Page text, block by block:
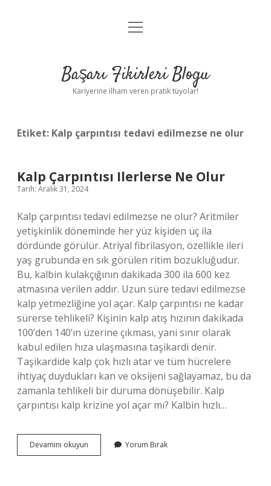
Anasayfa
Yasal Uyarı
menüyü
Başarı Fikirleri Blogu
Kariyerine ilham veren pratik tüyolar!
Etiket: Kalp çarpıntısı tedavi edilmezse ne olur
Kalp Çarpıntısı Ilerlerse Ne Olur
Tarih: Aralık 31, 2024
Kalp çarpıntısı tedavi edilmezse ne olur? Aritmiler
yetişkinlik döneminde her yüz kişiden üç ila
dördünde görülür. Atriyal fibrilasyon, özellikle ileri
yaş grubunda en sık görülen ritim bozukluğudur.
Bu, kalbin kulakçığının dakikada 300 ila 600 kez
atmasına verilen addır. Uzun süre tedavi edilmezse
kalp yetmezliğine yol açar. Kalp çarpıntısı ne kadar
sürerse tehlikeli? Kişinin kalp atış hızının dakikada
100’den 140’ın üzerine çıkması, yani sınır olarak
kabul edilen hıza ulaşmasına taşikardi denir.
Taşikardide kalp çok hızlı atar ve tüm hücrelere
ihtiyaç duydukları kan ve oksijeni sağlayamaz, bu da
zamanla tehlikeli bir duruma dönüşebilir. Kalp
çarpıntısı kalp krizine yol açar mı? Kalbin hızlı…
Devamını okuyun
Çarpıntısı
Yorum Bırak